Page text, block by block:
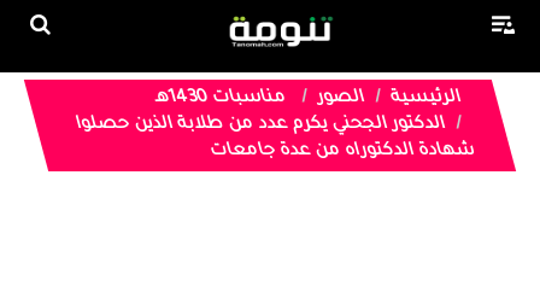
الرئيسية الصور
مناسبات 1430هـ
الدكتور الجحني يكرم عدد من طلابة الذين حصلوا
شهادة الدكتوراه من عدة جامعات